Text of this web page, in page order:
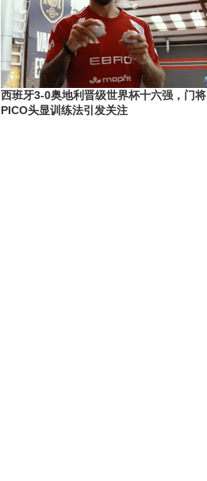
西班牙3-0奥地利晋级世界杯十六强，门将
PICO头显训练法引发关注